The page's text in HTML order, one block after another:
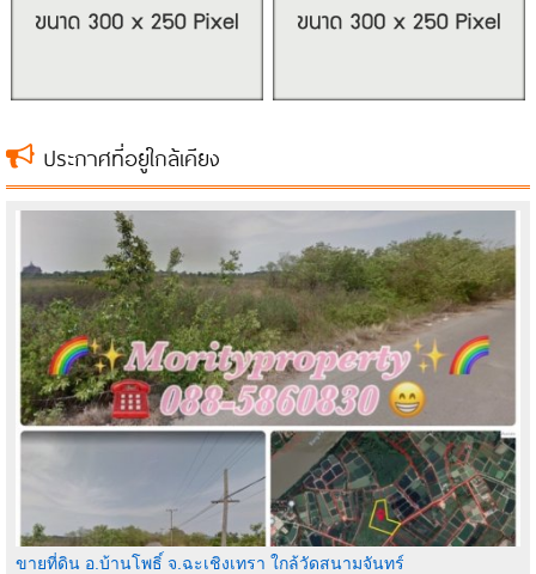
ประกาศที่อยู่ใกล้เคียง
ขายที่ดิน อ.บ้านโพธิ์ จ.ฉะเชิงเทรา ใกล้วัดสนามจันทร์